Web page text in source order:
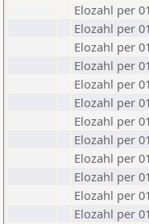
Elozahl per
Elozahl per
Elozahl per
Elozahl per
Elozahl per
Elozahl per
Elozahl per
Elozahl per
Elozahl per
Elozahl per
Elozahl per
Elozahl per